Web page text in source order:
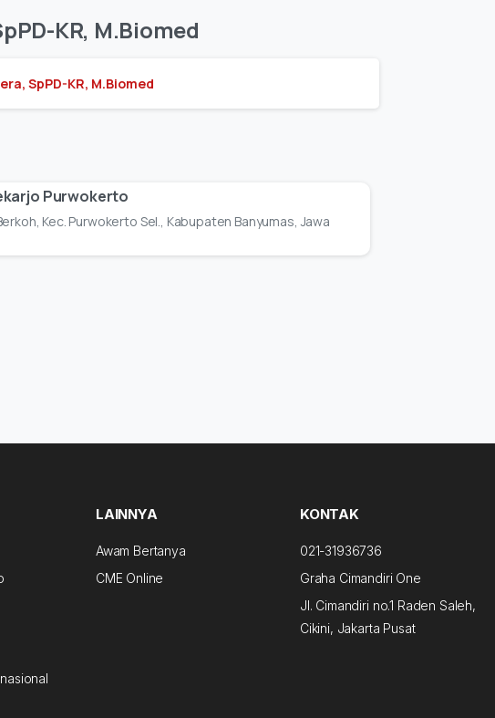
KR, M.Biomed
SpPD-KR, M.Biomed
Purwokerto
Kec. Purwokerto Sel., Kabupaten Banyumas, Jawa
LAINNYA
Awam Bertanya
CME Online
KONTAK
021-31936736
Graha Cimandiri One
Jl. Cimandiri no.1 Raden Saleh,
Cikini, Jakarta Pusat